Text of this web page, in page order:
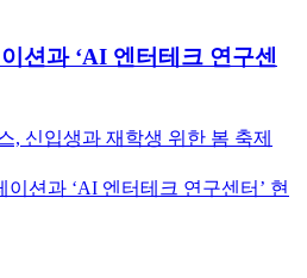
션과 ‘AI 엔터테크 연구센
, 신입생과 재학생 위한 봄 축제
션과 ‘AI 엔터테크 연구센터’ 현